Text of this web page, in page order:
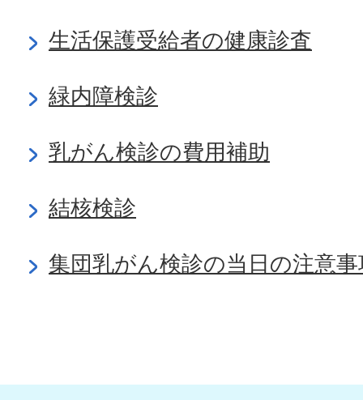
生活保護受給者の健康診査
緑内障検診
乳がん検診の費用補助
結核検診
集団乳がん検診の当日の注意